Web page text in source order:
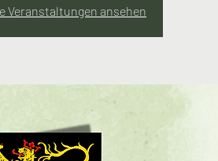
Veranstaltungen ansehen